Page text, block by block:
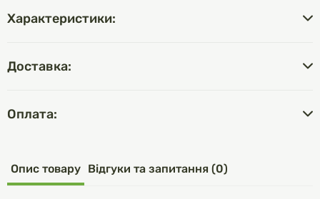
Характеристики:
Доставка:
Оплата:
Опис товару Відгуки та запитання (0)